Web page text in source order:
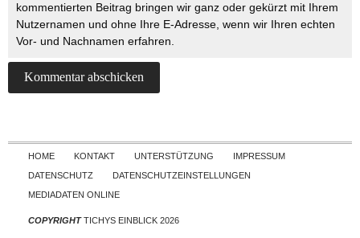
kommentierten Beitrag bringen wir ganz oder gekürzt mit Ihrem
Nutzernamen und ohne Ihre E-Adresse, wenn wir Ihren echten
Vor- und Nachnamen erfahren.
Skip to content
HOME KONTAKT UNTERSTÜTZUNG
IMPRESSUM
DATENSCHUTZ
DATENSCHUTZEINSTELLUNGEN
MEDIADATEN ONLINE
COPYRIGHTTICHYS EINBLICK 2026